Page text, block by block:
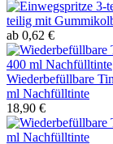
teilig mit
ab 0,62 €
Wiederbefüllbare
ml Nachfülltinte
18,90 €